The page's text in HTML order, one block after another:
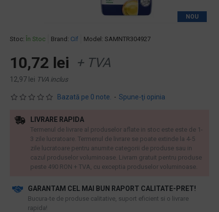
NOU
Stoc: În Stoc Brand: Cif Model: SAMNTR304927
Bazată pe 0 note. - Spune-ţi opinia
10,72 lei + TVA
12,97 lei TVA inclus
GARANTAM CEL MAI BUN RAPORT CALITATE-PRET!
​Bucura-te de produse calitative, suport eficient si o livrare
rapida!
LIVRARE RAPIDA
Termenul de livrare al produselor aflate in stoc este este de 1-
3 zile lucratoare. Termenul de livrare se poate extinde la 4-5
zile lucratoare pentru anumite categorii de produse sau in
cazul produselor voluminoase. Livram gratuit pentru produse
peste 490 RON + TVA, cu exceptia produselor voluminoase.